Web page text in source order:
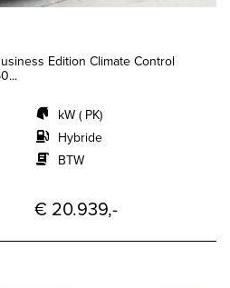
Edition Climate Control
kW ( PK)
Hybride
BTW
€ 20.939,-